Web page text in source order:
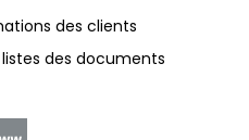
des clients
des documents